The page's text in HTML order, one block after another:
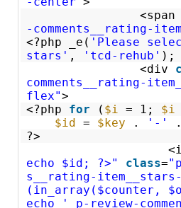
<span
-comments__rating-
<?php _e( 'Please
stars' , 'tcd-rehub' );
<div
comments__rating-
flex">
<?php for ( $i = 1; $i
$id = $key . '-'
?>
echo $id; ?>"
class=
s__rating-
(in_array($counter,
echo ' p-review-